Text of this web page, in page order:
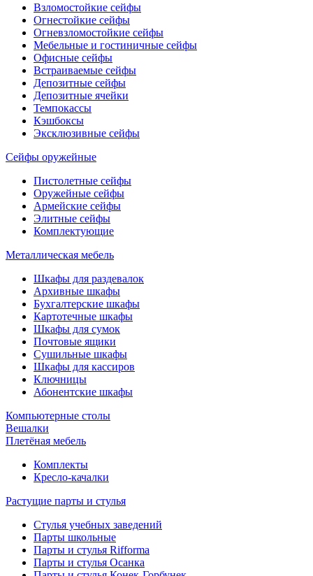
Взломостойкие сейфы
Огнестойкие сейфы
Огневзломостойкие сейфы
Мебельные и гостиничные сейфы
Офисные сейфы
Встраиваемые сейфы
Депозитные сейфы
Депозитные ячейки
Темпокассы
Кэшбоксы
Эксклюзивные сейфы
Сейфы оружейные
Пистолетные сейфы
Оружейные сейфы
Армейские сейфы
Элитные сейфы
Комплектующие
Металлическая мебель
Шкафы для раздевалок
Архивные шкафы
Бухгалтерские шкафы
Картотечные шкафы
Шкафы для сумок
Почтовые ящики
Сушильные шкафы
Шкафы для кассиров
Ключницы
Абонентские шкафы
Компьютерные столы
Вешалки
Плетёная мебель
Комплекты
Кресло-качалки
Растущие парты и стулья
Стулья учебных заведений
Парты школьные
Парты и стулья Rifforma
Парты и стулья Осанка